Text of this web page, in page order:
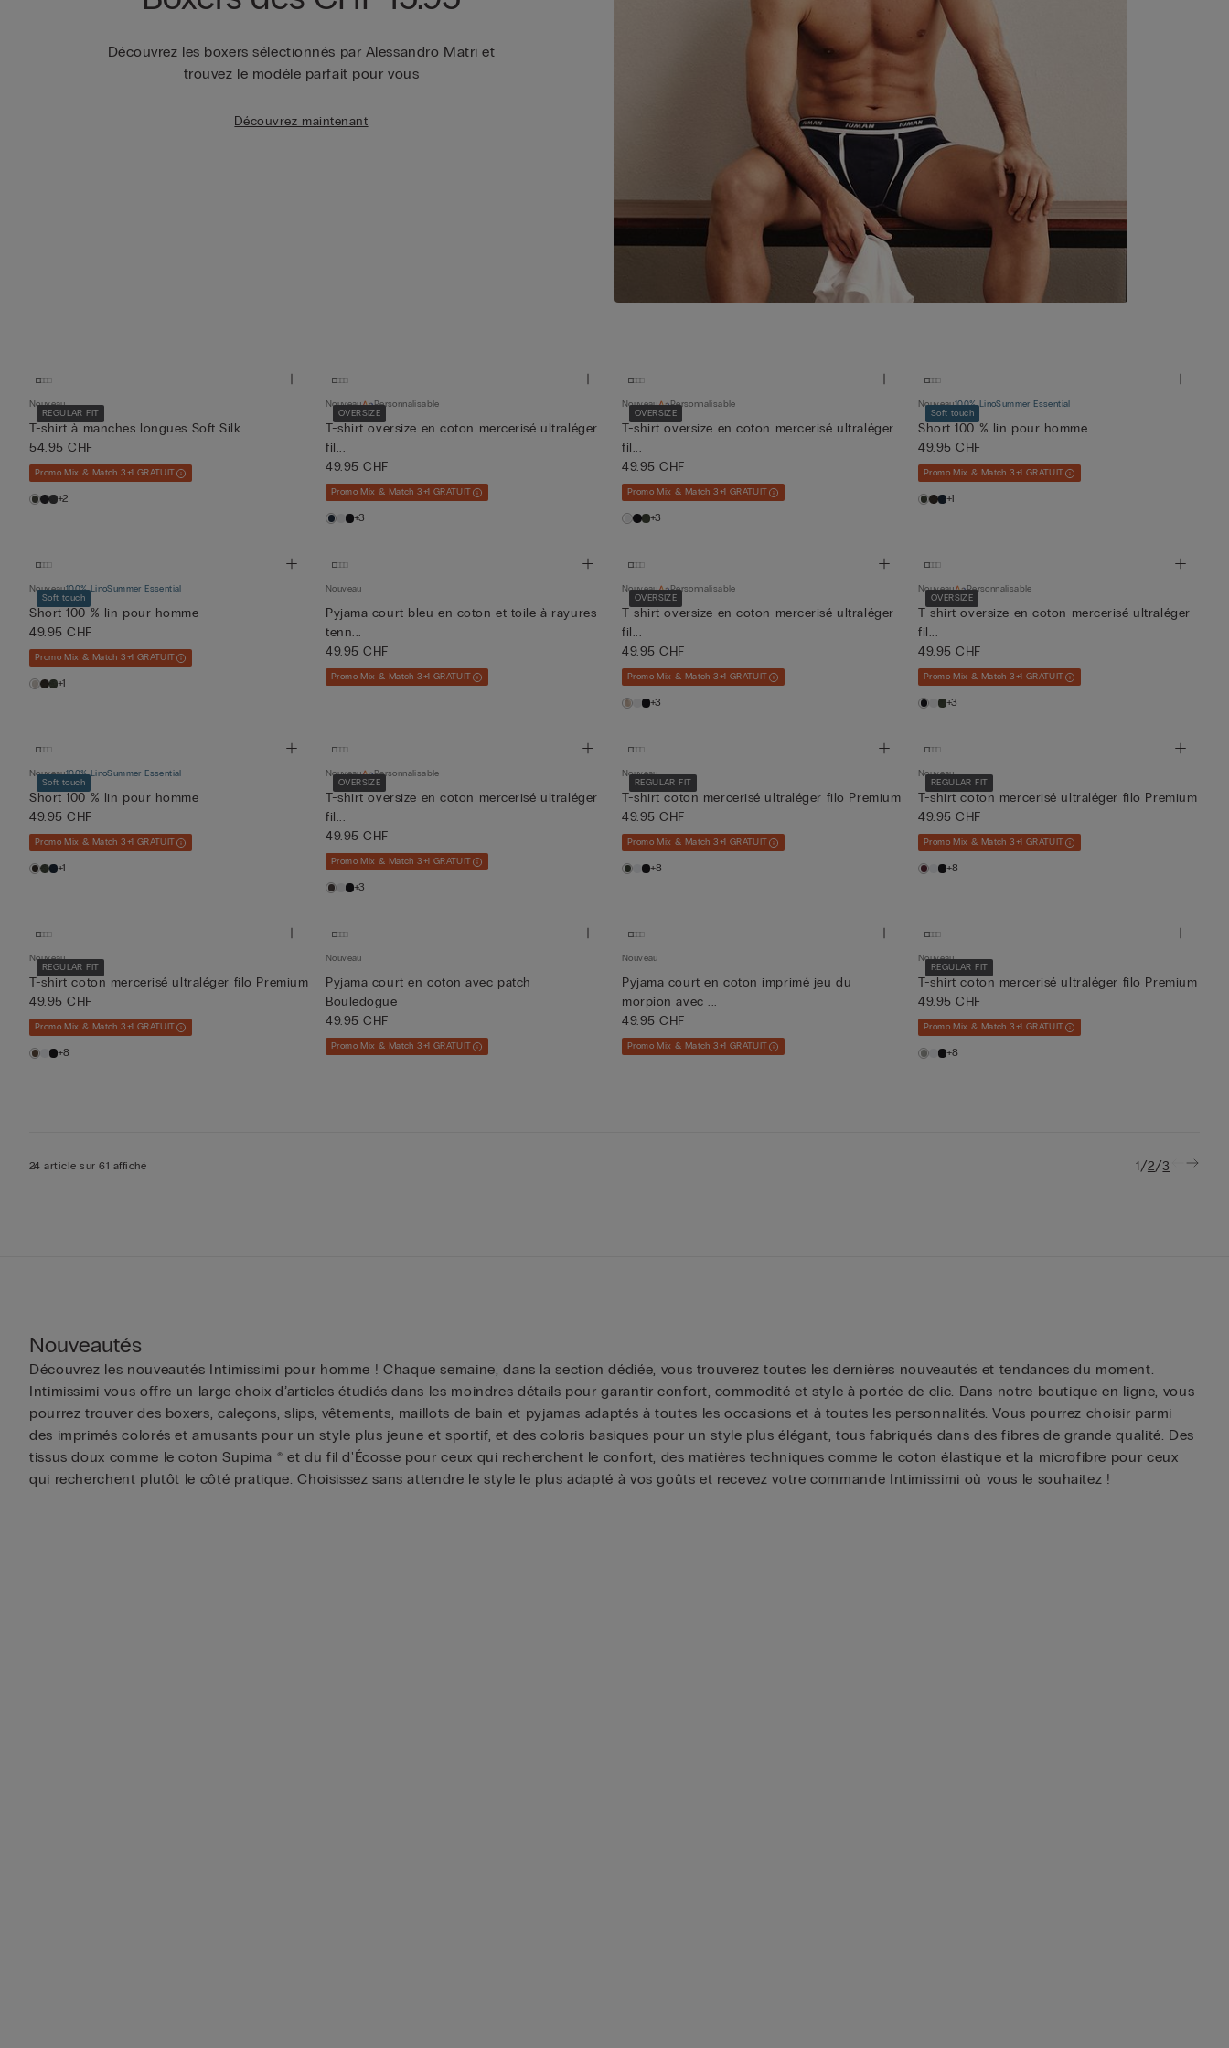
Découvrez les boxers sélectionnés par Alessandro Matri et
trouvez le modèle parfait pour vous
Découvrez maintenant
REGULAR FIT
Nouveau
T-shirt à manches longues Soft Silk
54.95 CHF
Promo Mix & Match 3+1 GRATUIT
+2
OVERSIZE
Nouveau Personnalisable
T-shirt oversize en coton mercerisé ultraléger
fil...
49.95 CHF
Promo Mix & Match 3+1 GRATUIT
+3
OVERSIZE
Nouveau Personnalisable
T-shirt oversize en coton mercerisé ultraléger
fil...
49.95 CHF
Promo Mix & Match 3+1 GRATUIT
+3
Soft touch
Nouveau100% LinoSummer Essential
Short 100 % lin pour homme
49.95 CHF
Promo Mix & Match 3+1 GRATUIT
+1
Soft touch
Nouveau100% LinoSummer Essential
Short 100 % lin pour homme
49.95 CHF
Promo Mix & Match 3+1 GRATUIT
+1
Nouveau
Pyjama court bleu en coton et toile à rayures
tenn...
49.95 CHF
Promo Mix & Match 3+1 GRATUIT
OVERSIZE
Nouveau Personnalisable
T-shirt oversize en coton mercerisé ultraléger
fil...
49.95 CHF
Promo Mix & Match 3+1 GRATUIT
+3
OVERSIZE
Nouveau Personnalisable
T-shirt oversize en coton mercerisé ultraléger
fil...
49.95 CHF
Promo Mix & Match 3+1 GRATUIT
+3
Soft touch
Nouveau100% LinoSummer Essential
Short 100 % lin pour homme
49.95 CHF
Promo Mix & Match 3+1 GRATUIT
+1
OVERSIZE
Nouveau Personnalisable
T-shirt oversize en coton mercerisé ultraléger
fil...
49.95 CHF
Promo Mix & Match 3+1 GRATUIT
+3
REGULAR FIT
Nouveau
T-shirt coton mercerisé ultraléger filo Premium
49.95 CHF
Promo Mix & Match 3+1 GRATUIT
+8
REGULAR FIT
Nouveau
T-shirt coton mercerisé ultraléger filo Premium
49.95 CHF
Promo Mix & Match 3+1 GRATUIT
+8
REGULAR FIT
Nouveau
T-shirt coton mercerisé ultraléger filo Premium
49.95 CHF
Promo Mix & Match 3+1 GRATUIT
+8
Nouveau
Pyjama court en coton avec patch
Bouledogue
49.95 CHF
Promo Mix & Match 3+1 GRATUIT
Nouveau
Pyjama court en coton imprimé jeu du
morpion avec ...
49.95 CHF
Promo Mix & Match 3+1 GRATUIT
REGULAR FIT
Nouveau
T-shirt coton mercerisé ultraléger filo Premium
49.95 CHF
Promo Mix & Match 3+1 GRATUIT
+8
24 article sur 61 affiché 1/2/3
Nouveautés
Découvrez les nouveautés Intimissimi pour homme ! Chaque semaine, dans la section dédiée, vous trouverez toutes les dernières nouveautés et tendances du moment.
Intimissimi vous offre un large choix d’articles étudiés dans les moindres détails pour garantir confort, commodité et style à portée de clic. Dans notre boutique en ligne, vous
pourrez trouver des boxers, caleçons, slips, vêtements, maillots de bain et pyjamas adaptés à toutes les occasions et à toutes les personnalités. Vous pourrez choisir parmi
des imprimés colorés et amusants pour un style plus jeune et sportif, et des coloris basiques pour un style plus élégant, tous fabriqués dans des fibres de grande qualité. Des
tissus doux comme le coton Supima ® et du fil d'Écosse pour ceux qui recherchent le confort, des matières techniques comme le coton élastique et la microfibre pour ceux
qui recherchent plutôt le côté pratique. Choisissez sans attendre le style le plus adapté à vos goûts et recevez votre commande Intimissimi où vous le souhaitez !